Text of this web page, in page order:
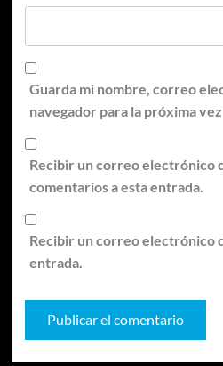
Guarda mi nombre, correo
navegador para la próxima
Recibir un correo electrónico
comentarios a esta entrada.
Recibir un correo electrónico
entrada.